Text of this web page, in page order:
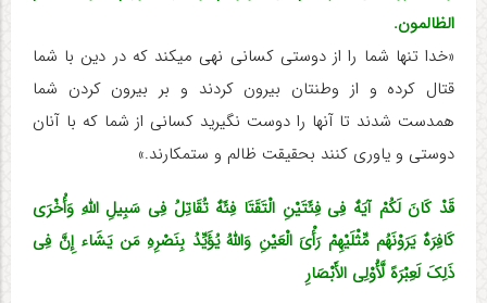
الظالمون.
«خدا تنها شما را از دوستی کسانی نهی می‏کند که در دین با شما
قتال کرده و از وطنتان بیرون کردند و بر بیرون کردن شما
همدست شدند تا آنها را دوست نگیرید کسانی از شما که با آنان
دوستی و یاوری کنند بحقیقت ظالم و ستمکارند.»
قَدْ کَانَ لَکُمْ آیَهٌ فِی فِئَتَیْنِ الْتَقَتَا فِئَهٌ تُقَاتِلُ فِی سَبِیلِ اللّهِ وَأُخْرَی
کَافِرَهٌ یَرَوْنَهُم مِّثْلَیْهِمْ رَأْیَ الْعَیْنِ وَاللّهُ یُؤَیِّدُ بِنَصْرِهِ مَن یَشَاء إِنَّ فِی
ذَلِکَ لَعِبْرَهً لَّأُوْلِی الأَبْصَارِ